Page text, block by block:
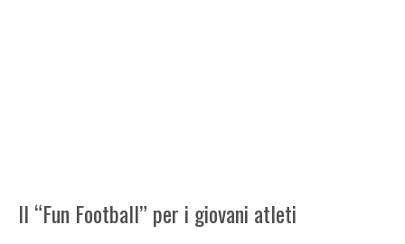
Il “Fun Football” per i giovani atleti